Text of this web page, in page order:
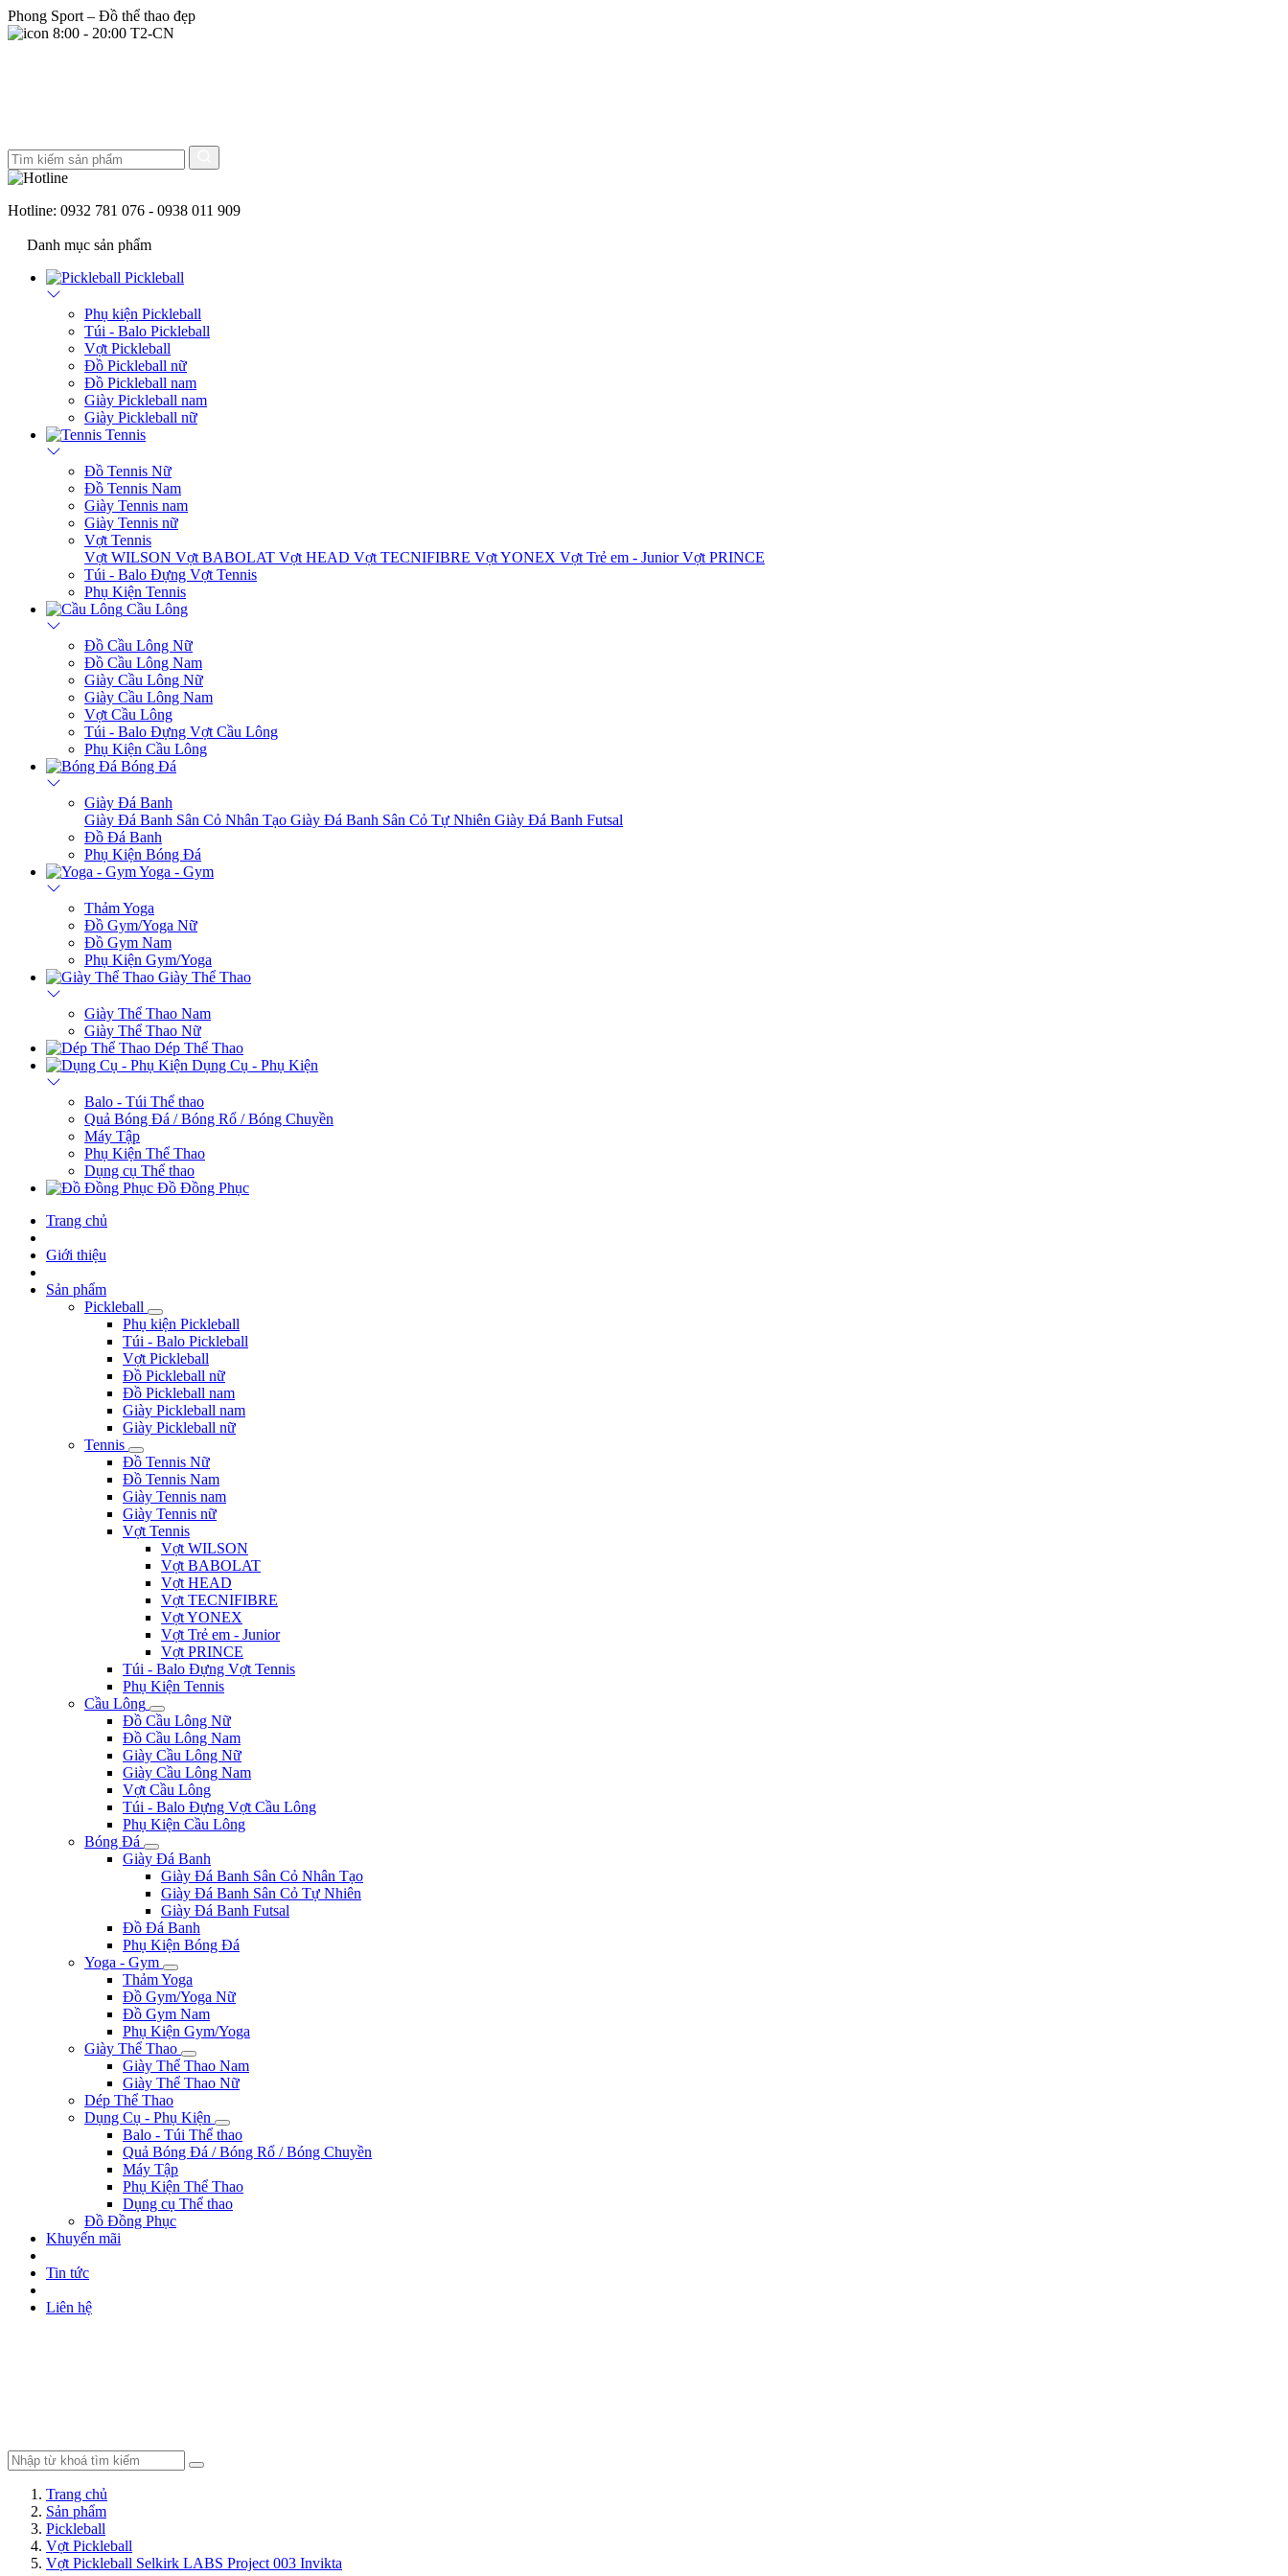
Phong Sport – Đồ thể thao đẹp
8:00 - 20:00 T2-CN
Hotline: 0932 781 076 - 0938 011 909
Danh mục sản phẩm
Pickleball
Phụ kiện Pickleball
Túi - Balo Pickleball
Vợt Pickleball
Đồ Pickleball nữ
Đồ Pickleball nam
Giày Pickleball nam
Giày Pickleball nữ
Tennis
Đồ Tennis Nữ
Đồ Tennis Nam
Giày Tennis nam
Giày Tennis nữ
Vợt Tennis
Vợt WILSON Vợt BABOLAT Vợt HEAD Vợt TECNIFIBRE Vợt YONEX Vợt Trẻ em - JuniorVợt PRINCE
Túi - Balo Đựng Vợt Tennis
Phụ Kiện Tennis
Cầu Lông
Đồ Cầu Lông Nữ
Đồ Cầu Lông Nam
Giày Cầu Lông Nữ
Giày Cầu Lông Nam
Vợt Cầu Lông
Túi - Balo Đựng Vợt Cầu Lông
Phụ Kiện Cầu Lông
Bóng Đá
Giày Đá Banh
Giày Đá Banh Sân Cỏ Nhân Tạo Giày Đá Banh Sân Cỏ Tự Nhiên Giày Đá Banh Futsal
Đồ Đá Banh
Phụ Kiện Bóng Đá
Yoga - Gym
Thảm Yoga
Đồ Gym/Yoga Nữ
Đồ Gym Nam
Phụ Kiện Gym/Yoga
Giày Thể Thao
Giày Thể Thao Nam
Giày Thể Thao Nữ
Dép Thể Thao
Dụng Cụ - Phụ Kiện
Balo - Túi Thể thao
Quả Bóng Đá / Bóng Rổ / Bóng Chuyền
Máy Tập
Phụ Kiện Thể Thao
Dụng cụ Thể thao
Đồ Đồng Phục
Trang chủ
Giới thiệu
Sản phẩm
Pickleball
Phụ kiện Pickleball
Túi - Balo Pickleball
Vợt Pickleball
Đồ Pickleball nữ
Đồ Pickleball nam
Giày Pickleball nam
Giày Pickleball nữ
Tennis
Đồ Tennis Nữ
Đồ Tennis Nam
Giày Tennis nam
Giày Tennis nữ
Vợt Tennis
Vợt WILSON
Vợt BABOLAT
Vợt HEAD
Vợt TECNIFIBRE
Vợt YONEX
Vợt Trẻ em - Junior
Vợt PRINCE
Túi - Balo Đựng Vợt Tennis
Phụ Kiện Tennis
Cầu Lông
Đồ Cầu Lông Nữ
Đồ Cầu Lông Nam
Giày Cầu Lông Nữ
Giày Cầu Lông Nam
Vợt Cầu Lông
Túi - Balo Đựng Vợt Cầu Lông
Phụ Kiện Cầu Lông
Bóng Đá
Giày Đá Banh
Giày Đá Banh Sân Cỏ Nhân Tạo
Giày Đá Banh Sân Cỏ Tự Nhiên
Giày Đá Banh Futsal
Đồ Đá Banh
Phụ Kiện Bóng Đá
Yoga - Gym
Thảm Yoga
Đồ Gym/Yoga Nữ
Đồ Gym Nam
Phụ Kiện Gym/Yoga
Giày Thể Thao
Giày Thể Thao Nam
Giày Thể Thao Nữ
Dép Thể Thao
Dụng Cụ - Phụ Kiện
Balo - Túi Thể thao
Quả Bóng Đá / Bóng Rổ / Bóng Chuyền
Máy Tập
Phụ Kiện Thể Thao
Dụng cụ Thể thao
Đồ Đồng Phục
Khuyến mãi
Tin tức
Liên hệ
Trang chủ
Sản phẩm
Pickleball
Vợt Pickleball
Vợt Pickleball Selkirk LABS Project 003 Invikta